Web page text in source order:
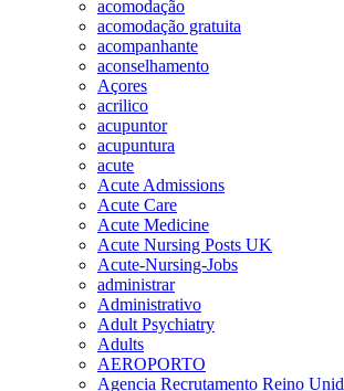
acomodação
acomodação gratuita
acompanhante
aconselhamento
Açores
acrilico
acupuntor
acupuntura
acute
Acute Admissions
Acute Care
Acute Medicine
Acute Nursing Posts UK
Acute-Nursing-Jobs
administrar
Administrativo
Adult Psychiatry
Adults
AEROPORTO
Agencia Recrutamento Reino